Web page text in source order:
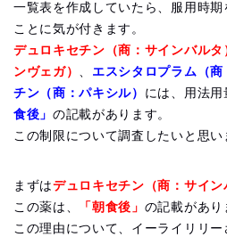
一覧表を作成していたら、服用時
ことに気が付きます。
デュロキセチン（商：サインバル
ンヴェガ） 、 エスシタロプラム（
チン（商：パキシル） には、用法用
食後」の記載があります。
この制限について調査したいと思い
まずはデュロキセチン（商：サイン
この薬は、
「朝食後」 の記載があり
この理由について、イーライリリ